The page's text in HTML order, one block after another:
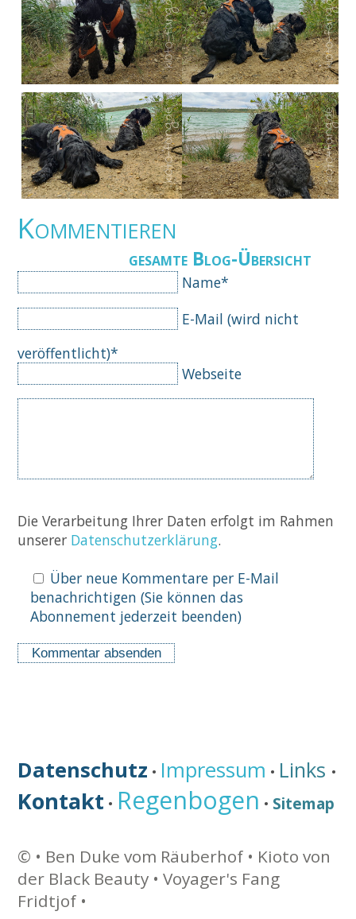
Kommentieren
gesamte Blog-Übersicht
Pflichtfeld
Name*
Pflichtfeld
E-Mail (wird nicht
veröffentlicht)*
Webseite
Die Verarbeitung Ihrer Daten erfolgt im Rahmen
unserer Datenschutzerklärung.
Über neue Kommentare per E-Mail
benachrichtigen (Sie können das
Abonnement jederzeit beenden)
Datenschutz • Impressum • Links •
Kontakt • Regenbogen • Sitemap
© • Ben Duke vom Räuberhof • Kioto von
der Black Beauty • Voyager's Fang
Fridtjof •